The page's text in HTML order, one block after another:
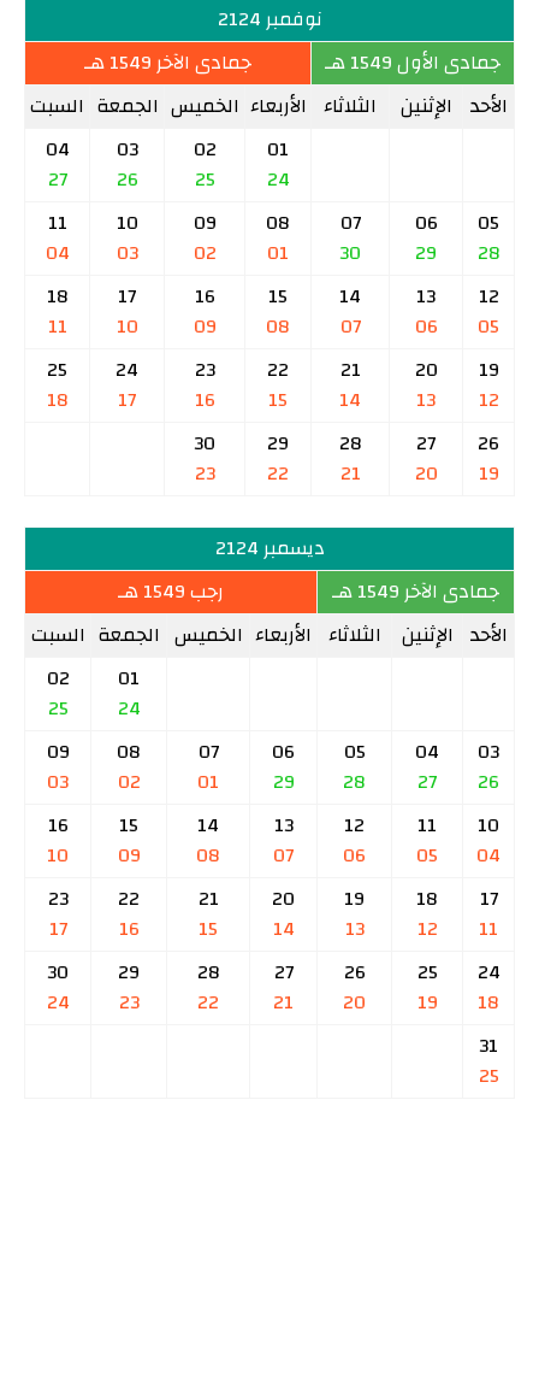
نوفمبر 2124
جمادى الأول 1549 هـ
جمادى الآخر 1549 هـ
الأحد الإثنين الثلاثاء الأربعاء الخميس الجمعة السبت
01
24
02
25
03
26
04
27
05
28
06
29
07
30
08
01
09
02
10
03
11
04
12
05
13
06
14
07
15
08
16
09
17
10
18
11
19
12
20
13
21
14
22
15
23
16
24
17
25
18
26
19
27
20
28
21
29
22
30
23
ديسمبر 2124
جمادى الآخر 1549 هـ
رجب 1549 هـ
الأحد الإثنين الثلاثاء الأربعاء الخميس الجمعة السبت
01
24
02
25
03
26
04
27
05
28
06
29
07
01
08
02
09
03
10
04
11
05
12
06
13
07
14
08
15
09
16
10
17
11
18
12
19
13
20
14
21
15
22
16
23
17
24
18
25
19
26
20
27
21
28
22
29
23
30
24
31
25